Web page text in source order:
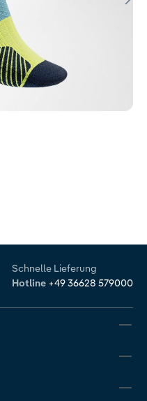
5 von 5 Sternen
Schnelle Lieferung
Hotline +49 36628 579000